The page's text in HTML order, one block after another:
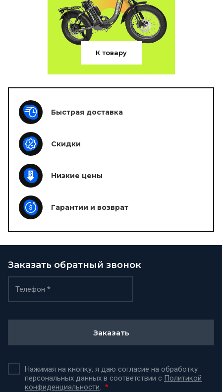
К товару
Быстрая доставка
Скидки
Низкие цены
Гарантии и возврат
Заказать обратный звонок
Нажимая на кнопку, я даю согласие на обработку
персональных данных в соответствии с Политикой
конфиденциальности. *
Заказать